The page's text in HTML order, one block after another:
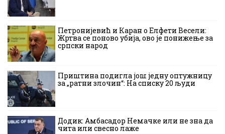
Петронијевић и Каран о Елфети Весели:
Жртва се поново убија, ово је понижење за
српски народ
Приштина подигла још једну оптужницу
за „ратни злочин“: На списку 20 људи
Додик: Амбасадор Немачке или не зна да
чита или свесно лаже